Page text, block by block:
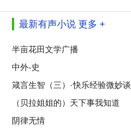
最新有声小说 更多 +
半亩花田文学广播
中外-史
箴言生智（三）·快乐经验微妙谈
（贝拉姐姐的）天下事我知道
阴律无情